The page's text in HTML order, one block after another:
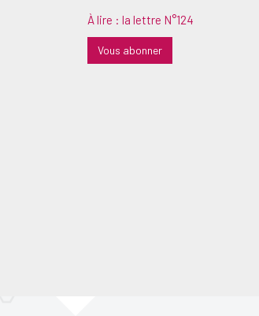
À lire : la lettre N°124
Vous abonner